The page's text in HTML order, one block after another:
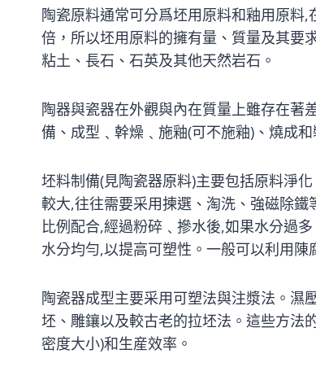
陶瓷原料通常可分爲坯用原料和釉用原料
倍，所以坯用原料的擁有量、質量及其要
粘土、長石、石英及其他天然岩石。
陶器與瓷器在外觀與內在質量上雖存在著
備、成型﹑幹燥﹑施釉(可不施釉)、燒成
坯料制備(見陶瓷器原料)主要包括原料淨
較大,往往需要采用揀選、淘洗、強磁除
比例配合,經過粉碎﹑摻水後,如果水分過
水分均勻,以提高可塑性。一般可以利用
陶瓷器成型主要采用可塑法與注漿法。濕
坯、雕鑲以及較古老的拉坯法。這些方法
密度大小)和生産效率。